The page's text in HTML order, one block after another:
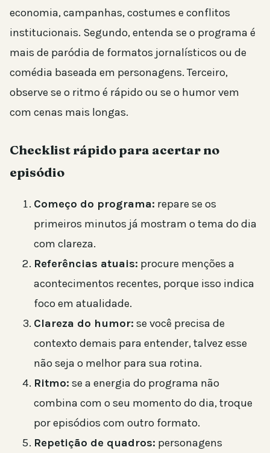
economia, campanhas, costumes e conflitos
institucionais. Segundo, entenda se o programa é
mais de paródia de formatos jornalísticos ou de
comédia baseada em personagens. Terceiro,
observe se o ritmo é rápido ou se o humor vem
com cenas mais longas.
Checklist rápido para acertar no
episódio
Começo do programa: repare se os
primeiros minutos já mostram o tema do dia
com clareza.
Referências atuais: procure menções a
acontecimentos recentes, porque isso indica
foco em atualidade.
Clareza do humor: se você precisa de
contexto demais para entender, talvez esse
não seja o melhor para sua rotina.
Ritmo: se a energia do programa não
combina com o seu momento do dia, troque
por episódios com outro formato.
Repetição de quadros: personagens